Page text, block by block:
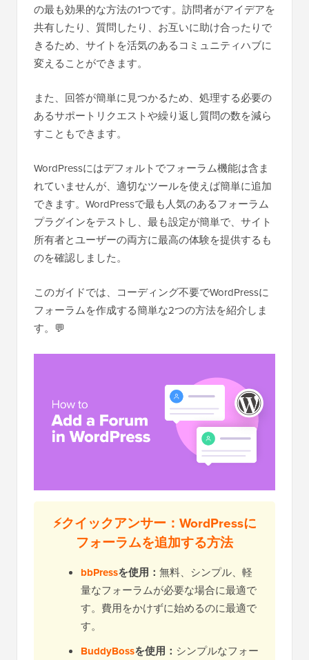
の最も効果的な方法の1つです。訪問者がアイデアを
共有したり、質問したり、お互いに助け合ったりで
きるため、サイトを活気のあるコミュニティハブに
変えることができます。
また、回答が簡単に見つかるため、処理する必要の
あるサポートリクエストや繰り返し質問の数を減ら
すこともできます。
WordPressにはデフォルトでフォーラム機能は含ま
れていませんが、適切なツールを使えば簡単に追加
できます。WordPressで最も人気のあるフォーラム
プラグインをテストし、最も設定が簡単で、サイト
所有者とユーザーの両方に最高の体験を提供するも
のを確認しました。
このガイドでは、コーディング不要でWordPressに
フォーラムを作成する簡単な2つの方法を紹介しま
す。💬
⚡クイックアンサー：WordPressに
フォーラムを追加する方法
bbPressを使用： 無料、シンプル、軽
量なフォーラムが必要な場合に最適で
す。費用をかけずに始めるのに最適で
す。
BuddyBossを使用： シンプルなフォー